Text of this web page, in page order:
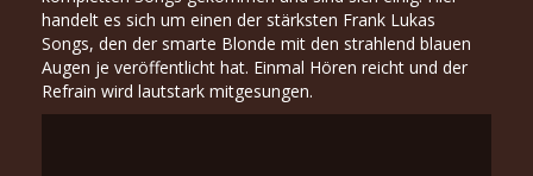
handelt es sich um einen der stärksten Frank Lukas
Songs, den der smarte Blonde mit den strahlend blauen
Augen je veröffentlicht hat. Einmal Hören reicht und der
Refrain wird lautstark mitgesungen.